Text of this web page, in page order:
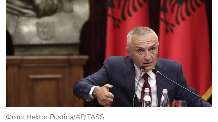
Фото: Hektor Pustina/AP/TASS